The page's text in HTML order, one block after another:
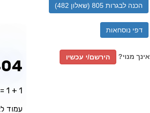
הכנה לבגרות 805 (שאלון 482)
דפי נוסחאות
אינך מנוי? הירשם/י עכשיו